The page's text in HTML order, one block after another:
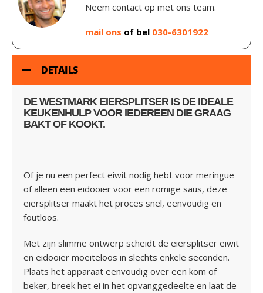
Neem contact op met ons team.
mail ons of bel 030-6301922
DETAILS
DEWESTMARK EIERSPLITSERIS DE IDEALE
KEUKENHULP VOOR IEDEREEN DIE GRAAG
BAKT OF KOOKT.
Of je nu een perfect eiwit nodig hebt voor meringue
of alleen een eidooier voor een romige saus, deze
eiersplitser maakt het proces snel, eenvoudig en
foutloos.
Met zijn slimme ontwerp scheidt de eiersplitser eiwit
en eidooier moeiteloos in slechts enkele seconden.
Plaats het apparaat eenvoudig over een kom of
beker, breek het ei in het opvanggedeelte en laat de